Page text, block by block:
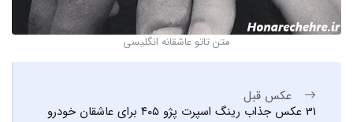
متن تاتو عاشقانه انگلیسی
عکس قبل
31 عکس جذاب رینگ اسپرت پژو ۴۰۵ برای عاشقان خودرو